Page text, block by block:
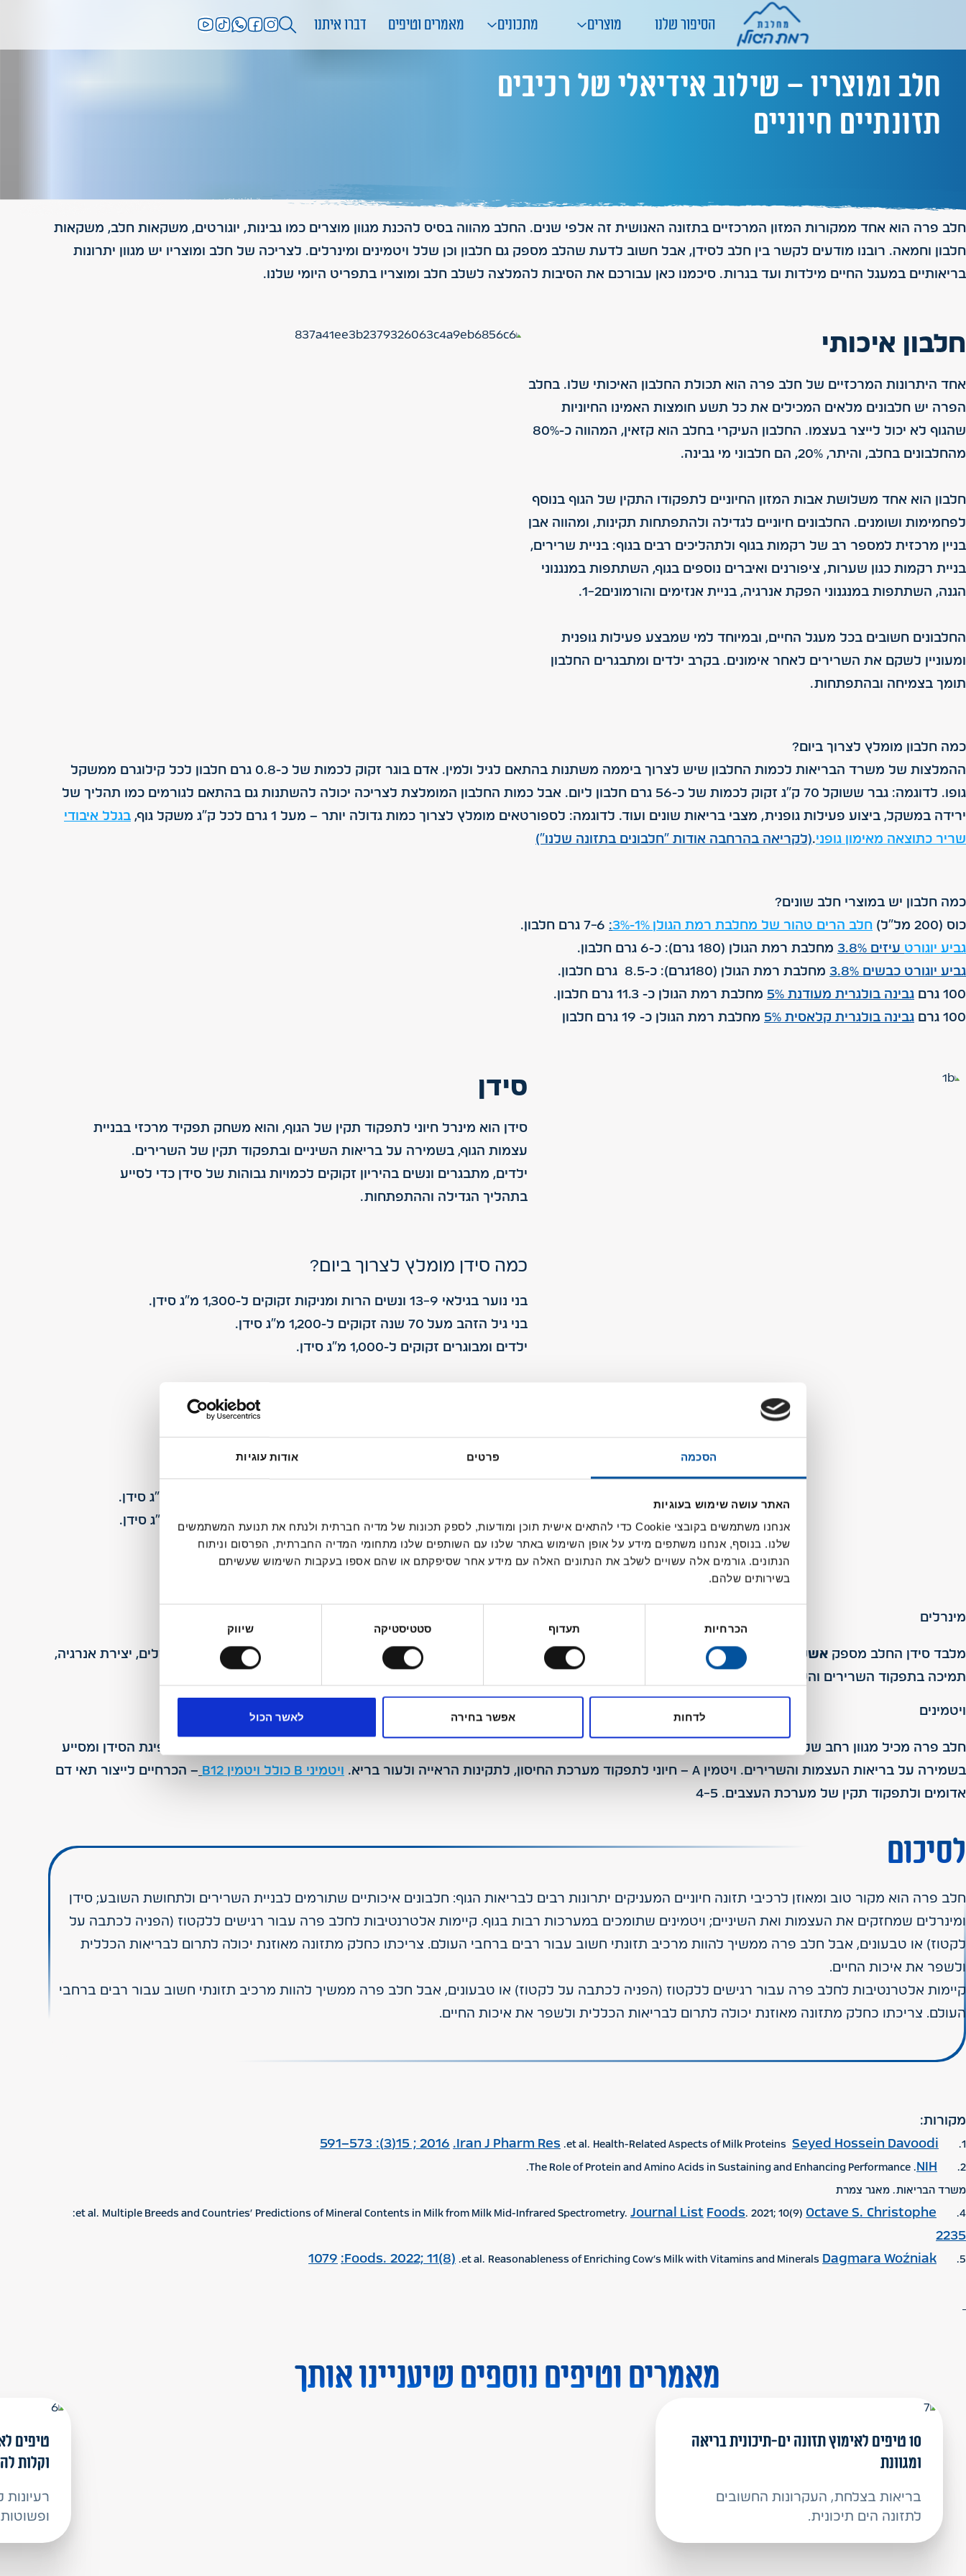
הסכמה פרטים אודות עוגיות
האתר עושה שימוש בעוגיות
אנחנו משתמשים בקובצי Cookie כדי להתאים אישית תוכן ומודעות, לספק תכונות של מדיה חברתית ולנתח את תנועת המשתמשים
שלנו. בנוסף, אנחנו משתפים מידע על אופן השימוש באתר שלנו עם השותפים שלנו מתחומי המדיה החברתית, הפרסום וניתוח
הנתונים. גורמים אלה עשויים לשלב את הנתונים האלה עם מידע אחר שסיפקתם או שהם אספו בעקבות השימוש שעשיתם
בשירותים שלהם.
הכרחיות תעדוף סטטיסטיקה שיווק
לדחות אפשר בחירה לאשר הכול
הסיפור שלנו מוצרים מתכונים מאמרים וטיפים דברו איתנו
חלב ומוצריו – שילוב אידיאלי של רכיבים
תזונתיים חיוניים
חלב פרה הוא אחד ממקורות המזון המרכזיים בתזונה האנושית זה אלפי שנים. החלב מהווה בסיס להכנת מגוון מוצרים כמו גבינות, יוגורטים, משקאות חלב, משקאות
חלבון וחמאה. רובנו מודעים לקשר בין חלב לסידן, אבל חשוב לדעת שהלב מספק גם חלבון וכן שלל ויטמינים ומינרלים. לצריכה של חלב ומוצריו יש מגוון יתרונות
בריאותיים במעגל החיים מילדות ועד בגרות. סיכמנו כאן עבורכם את הסיבות להמלצה לשלב חלב ומוצריו בתפריט היומי שלנו.
חלבון איכותי
אחד היתרונות המרכזיים של חלב פרה הוא תכולת החלבון האיכותי שלו. בחלב
הפרה יש חלבונים מלאים המכילים את כל תשע חומצות האמינו החיוניות
שהגוף לא יכול לייצר בעצמו. החלבון העיקרי בחלב הוא קזאין, המהווה כ-80%
מהחלבונים בחלב, והיתר, 20%, הם חלבוני מי גבינה.
חלבון הוא אחד משלושת אבות המזון החיוניים לתפקודו התקין של הגוף בנוסף
לפחמימות ושומנים. החלבונים חיוניים לגדילה ולהתפתחות תקינות, ומהווה אבן
בניין מרכזית למספר רב של רקמות בגוף ולתהליכים רבים בגוף: בניית שרירים,
בניית רקמות כגון שערות, ציפורנים ואיברים נוספים בגוף, השתתפות במנגנוני
הגנה, השתתפות במנגנוני הפקת אנרגיה, בניית אנזימים והורמונים1-2.
החלבונים חשובים בכל מעגל החיים, ובמיוחד למי שמבצע פעילות גופנית
ומעוניין לשקם את השרירים לאחר אימונים. בקרב ילדים ומתבגרים החלבון
תומך בצמיחה ובהתפתחות.
כמה חלבון מומלץ לצרוך ביום?
ההמלצות של משרד הבריאות לכמות החלבון שיש לצרוך ביממה משתנות בהתאם לגיל ולמין. אדם בוגר זקוק לכמות של כ-0.8 גרם חלבון לכל קילוגרם ממשקל
גופו. לדוגמה: גבר ששוקל 70 ק"ג זקוק לכמות של כ-56 גרם חלבון ליום. אבל כמות החלבון המומלצת לצריכה יכולה להשתנות גם בהתאם לגורמים כמו תהליך של
ירידה במשקל, ביצוע פעילות גופנית, מצבי בריאות שונים ועוד. לדוגמה: לספורטאים מומלץ לצרוך כמות גדולה יותר – מעל 1 גרם לכל ק"ג משקל גוף,
בגלל איבודי
שריר כתוצאה מאימון גופני.(לקריאה בהרחבה אודות "חלבונים בתזונה שלנו")
כמה חלבון יש במוצרי חלב שונים?
כוס (200 מל"ל)
חלב הרים טהור של מחלבת רמת הגולן 1%-3% :
גביע יוגורט עיזים 3.8%
מחלבת רמת הגולן (180 גרם): כ-6 גרם חלבון.
גביע יוגורט כבשים 3.8%
מחלבת רמת הגולן (180גרם): כ-8.5 גרם חלבון.
100 גרם
גבינה בולגרית מעודנת 5%
מחלבת רמת הגולן כ- 11.3 גרם חלבון.
100 גרם
גבינה בולגרית קלאסית 5% מחלבת רמת הגולן כ- 19 גרם חלבון
סידן
סידן הוא מינרל חיוני לתפקוד תקין של הגוף, והוא משחק תפקיד מרכזי בבניית
עצמות הגוף, בשמירה על בריאות השיניים ובתפקוד תקין של השרירים.
ילדים, מתבגרים ונשים בהיריון זקוקים לכמויות גבוהות של סידן כדי לסייע
בתהליך הגדילה וההתפתחות.
כמה סידן מומלץ לצרוך ביום?
בני נוער בגילאי 13-9 ונשים הרות ומניקות זקוקים ל-1,300 מ"ג סידן.
בני גיל הזהב מעל 70 שנה זקוקים ל-1,200 מ"ג סידן.
ילדים ומבוגרים זקוקים ל-1,000 מ"ג סידן.
כוס חלב מועשר 3%
מחלבת רמת הגולן: כ-400 מ"ג סידן.
100 גרם גבינה
בולגרית מעודנת 5%
מחלבת רמת הגולן: כ-230 מ"ג סידן.
פרוסת גבינה צהובה: 200 מ"ג סידן.
מינרלים
מלבד סידן החלב מספק אשלגן, אבץ, מגנזיום וזרחן
. אלו מינרלים חיוניים לתפקוד תקין של הגוף ומשתתפים בתהליכים כמו שמירה על מאזן הנוזלים, יצירת אנרגיה,
תמיכה בתפקוד השרירים והעצבים ושמירה על בריאות העצמות והמערכת החיסונית.
ויטמינים
חלב פרה מכיל מגוון רחב של ויטמינים חיוניים לתפקוד מערכות הגוף השונות. בין הוויטמינים המרכזיים בחלב ניתן למצוא: ויטמין D – המסייע בספיגת הסידן ומסייע
בשמירה על בריאות העצמות והשרירים. ויטמין A – חיוני לתפקוד מערכת החיסון, לתקינות הראייה ולעור בריא.
ויטמיני B כולל ויטמין B12
– הכרחיים לייצור תאי דם
אדומים ולתפקוד תקין של מערכת העצבים. 4-5
לסיכום
חלב פרה הוא מקור טוב ומאוזן לרכיבי תזונה חיוניים המעניקים יתרונות רבים לבריאות הגוף: חלבונים איכותיים שתורמים לבניית השרירים ולתחושת השובע; סידן
ומינרלים שמחזקים את העצמות ואת השיניים; ויטמינים שתומכים במערכות רבות בגוף. קיימות אלטרנטיבות לחלב פרה עבור רגישים ללקטוז (הפניה לכתבה על
לקטוז) או טבעונים, אבל חלב פרה ממשיך להוות מרכיב תזונתי חשוב עבור רבים ברחבי העולם. צריכתו כחלק מתזונה מאוזנת יכולה לתרום לבריאות הכללית
ולשפר את איכות החיים.
קיימות אלטרנטיבות לחלב פרה עבור רגישים ללקטוז (הפניה לכתבה על לקטוז) או טבעונים, אבל חלב פרה ממשיך להוות מרכיב תזונתי חשוב עבור רבים ברחבי
העולם. צריכתו כחלק מתזונה מאוזנת יכולה לתרום לבריאות הכללית ולשפר את איכות החיים.
מקורות:
1.
Seyed Hossein Davoodi
Iran J Pharm Res.
2016 ; 15(3): 573–591
2.
NIH
. The Role of Protein and Amino Acids in Sustaining and Enhancing Performance.
משרד הבריאות. מאגר צמרת
4.
Octave S. Christophe
Journal List Foods. 2021; 10(9):
2235
5.
Dagmara Woźniak
Foods. 2022; 11(8):
1079
מאמרים וטיפים נוספים שיעניינו אותך
10 טיפים לאימוץ תזונה ים-תיכונית בריאה
ומגוונת
בריאות בצלחת, העקרונות החשובים
לתזונה הים תיכונית.
טיפים
וקלות